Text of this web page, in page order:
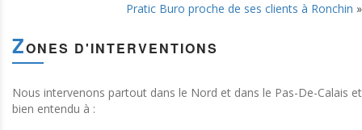
Pratic Buro proche de ses clients à Ronchin »
ZONES D'INTERVENTIONS
Nous intervenons partout dans le Nord et dans le Pas-De-Calais et
bien entendu à :